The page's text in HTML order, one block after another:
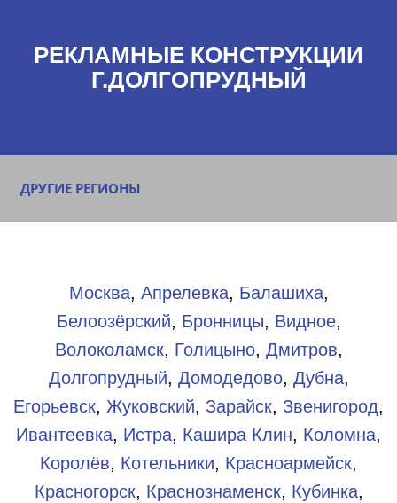
РЕКЛАМНЫЕ КОНСТРУКЦИИ
Г.ДОЛГОПРУДНЫЙ
ДРУГИЕ РЕГИОНЫ
Москва, Апрелевка, Балашиха,
Белоозёрский, Бронницы, Видное,
Волоколамск, Голицыно, Дмитров,
Долгопрудный, Домодедово, Дубна,
Егорьевск, Жуковский, Зарайск, Звенигород,
Ивантеевка, Истра, Кашира Клин, Коломна,
Королёв, Котельники, Красноармейск,
Красногорск, Краснознаменск, Кубинка,